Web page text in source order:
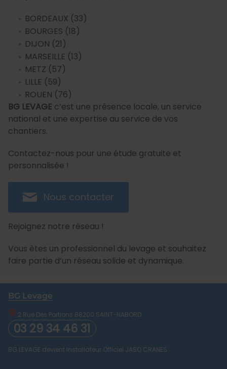
BORDEAUX (33)
BOURGES (18)
DIJON (21)
MARSEILLE (13)
METZ (57)
LILLE (59)
ROUEN (76)
BG LEVAGE c’est une présence locale, un service
national et une expertise au service de vos
chantiers.
Contactez-nous pour une étude gratuite et
personnalisée !
Nous contacter
Rejoignez notre réseau !
Vous êtes un professionnel du levage et souhaitez
faire partie d’un réseau solide et dynamique.
BG Levage
2 Rue Des Portions 88200 SAINT-NABORD
03 29 34 46 31
BG LEVAGE devient Installateur Officiel JASO CRANES